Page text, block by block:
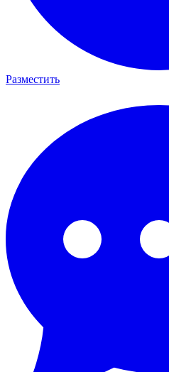
Разместить